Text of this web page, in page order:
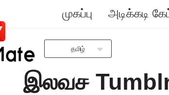
முகப்பு அடிக்கடி
தமிழ்
Deutsch
இலவச Tumblr